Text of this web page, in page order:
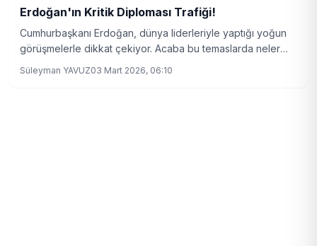
Erdoğan'ın Kritik Diploması Trafiği!
Cumhurbaşkanı Erdoğan, dünya liderleriyle yaptığı yoğun
görüşmelerle dikkat çekiyor. Acaba bu temaslarda neler
Süleyman YAVUZ03 Mart 2026, 06:10